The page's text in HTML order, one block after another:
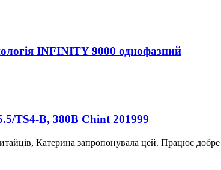
INFINITY 9000 однофазний
TS4-B, 380В Chint 201999
Катерина запропонувала цей. Працює